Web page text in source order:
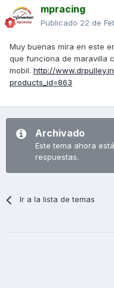
mpracing
Publicado 22 de
Muy buenas mira en este
que funciona de maravilla
mobil. http://
products_id=863
Archivado
Este tema ahora
respuestas.
Ir a la lista de temas